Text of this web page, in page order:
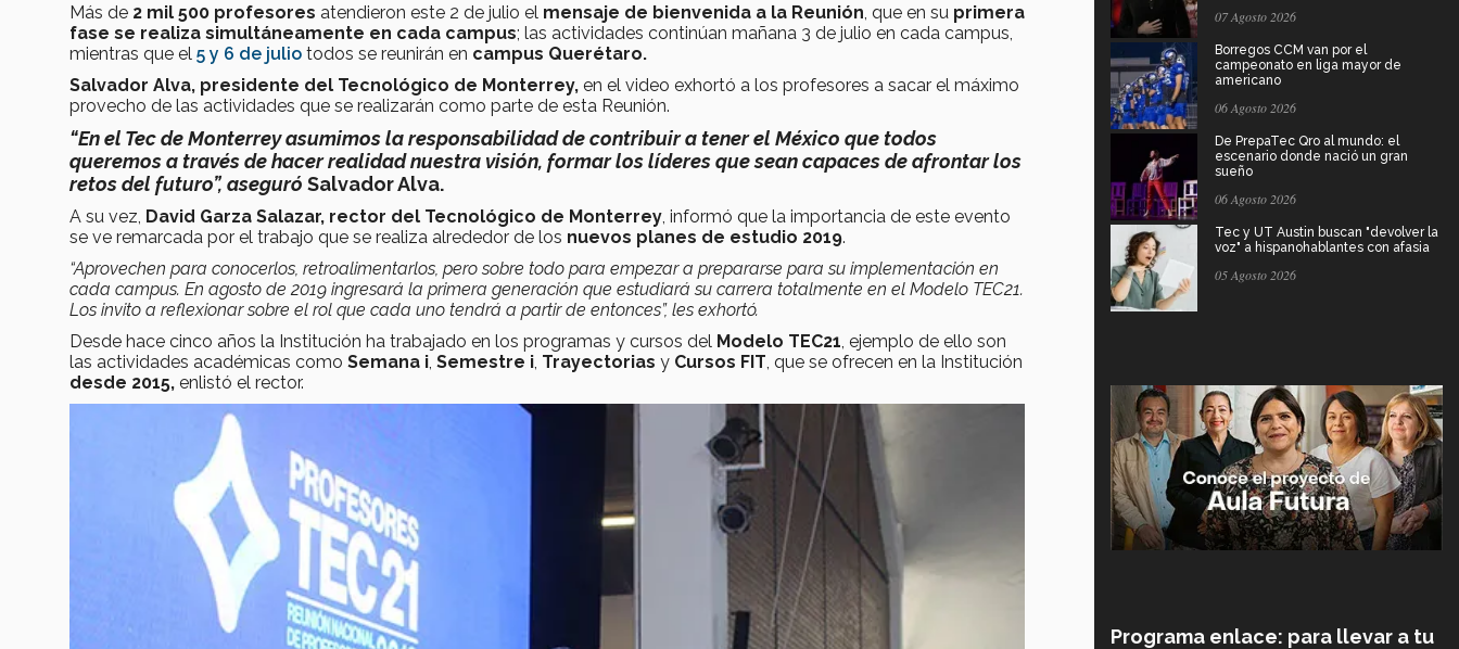
Más de 2 mil 500 profesores atendieron este 2 de julio el mensaje de bienvenida a la Reunión , que en su primera
fase se realiza simultáneamente en cada campus; las actividades continúan mañana 3 de julio en cada campus,
mientras que el 5 y 6 de julio todos se reunirán en campus Querétaro.
Salvador Alva, presidente del Tecnológico de Monterrey, en el video exhortó a los profesores a sacar el máximo
provecho de las actividades que se realizarán como parte de esta Reunión.
“En el Tec de Monterrey asumimos la responsabilidad de contribuir a tener el México que todos
queremos a través de hacer realidad nuestra visión, formar los líderes que sean capaces de afrontar los
retos del futuro”, aseguró Salvador Alva.
A su vez, David Garza Salazar, rector del Tecnológico de Monterrey , informó que la importancia de este evento
se ve remarcada por el trabajo que se realiza alrededor de los nuevos planes de estudio 2019.
“Aprovechen para conocerlos, retroalimentarlos, pero sobre todo para empezar a prepararse para su implementación en
cada campus. En agosto de 2019 ingresará la primera generación que estudiará su carrera totalmente en el Modelo TEC21.
Los invito a reflexionar sobre el rol que cada uno tendrá a partir de entonces”, les exhortó.
Desde hace cinco años la Institución ha trabajado en los programas y cursos del Modelo TEC21 , ejemplo de ello son
las actividades académicas como Semana i Semestre i Trayectorias y Cursos FIT , que se ofrecen en la Institución
desde 2015, enlistó el rector.
07 Agosto 2026
Borregos CCM van por el
campeonato en liga mayor de
americano
06 Agosto 2026
De PrepaTec Qro al mundo: el
escenario donde nació un gran
sueño
06 Agosto 2026
Tec y UT Austin buscan "devolver la
voz" a hispanohablantes con afasia
05 Agosto 2026
Programa enlace: para llevar a tu